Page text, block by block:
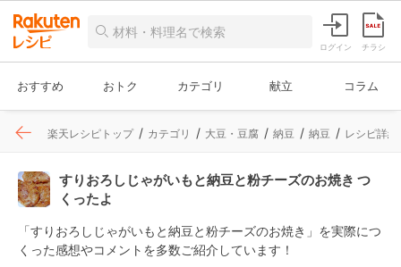
ログイン チラシ
おすすめ おトク カテゴリ 献立 コラム
楽天レシピトップ カテゴリ 大豆・豆腐 納豆 納豆 レシピ詳細
すりおろしじゃがいもと納豆と粉チーズのお焼き つ
くったよ
「すりおろしじゃがいもと納豆と粉チーズのお焼き」を実際につ
くった感想やコメントを多数ご紹介しています！